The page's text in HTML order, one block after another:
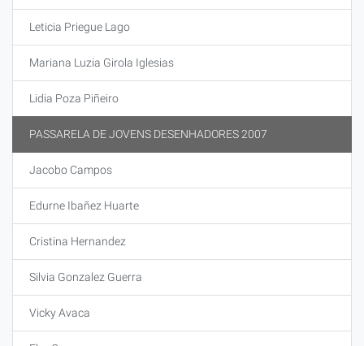
Leticia Priegue Lago
Mariana Luzia Girola Iglesias
Lidia Poza Piñeiro
PASSARELA DE JOVENS DESENHADORES 2007
Jacobo Campos
Edurne Ibañez Huarte
Cristina Hernandez
Silvia Gonzalez Guerra
Vicky Avaca